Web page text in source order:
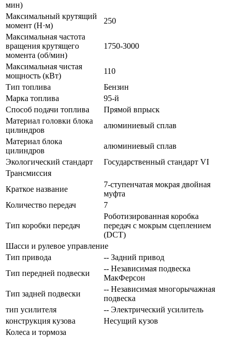
мин)
Максимальный крутящий
момент (Н·м)
250
Максимальная частота
вращения крутящего
момента (об/мин)
1750-3000
Максимальная чистая
мощность (кВт)
110
Тип топлива
Бензин
Марка топлива
95-й
Способ подачи топлива
Прямой впрыск
Материал головки блока
цилиндров
алюминиевый сплав
Материал блока
цилиндров
алюминиевый сплав
Экологический стандарт
Государственный стандарт VI
Трансмиссия
Краткое название
7-ступенчатая мокрая двойная
муфта
Количество передач
7
Тип коробки передач
Роботизированная коробка
передач с мокрым сцеплением
(DCT)
Шасси и рулевое управление
Тип привода
-- Задний привод
Тип передней подвески
-- Независимая подвеска
МакФерсон
Тип задней подвески
-- Независимая многорычажная
подвеска
тип усилителя
-- Электрический усилитель
конструкция кузова
Несущий кузов
Колеса и тормоза